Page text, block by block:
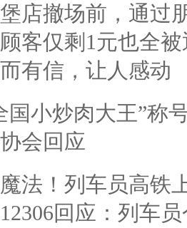
店撤场前，通过
客仅剩1元也全
有信，让人感动
国小炒肉大王”称
会回应
法！列车员高铁
回应：列车